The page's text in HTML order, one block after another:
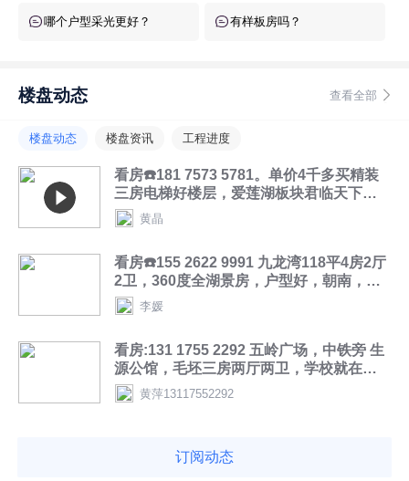
哪个户型采光更好？ 有样板房吗？
楼盘动态 查看全部
楼盘动态 楼盘资讯 工程进度
看房☎️181 7573 5781。单价4千多买精装
三房电梯好楼层，爱莲湖板块君临天下二
期海翼公馆，3房2厅2卫2阳台，122平，
59.8万(小议)
黄晶
看房☎️155 2622 9991 九龙湾118平4房2厅
2卫，360度全湖景房，户型好，朝南，视
野开阔风景优美，电梯8楼，诚心出售56.8
万
李媛
看房:131 1755 2292 五岭广场，中铁旁 生
源公馆，毛坯三房两厅两卫，学校就在家
门口，22楼，100方， 现41.8万一口价
黄萍13117552292
订阅动态